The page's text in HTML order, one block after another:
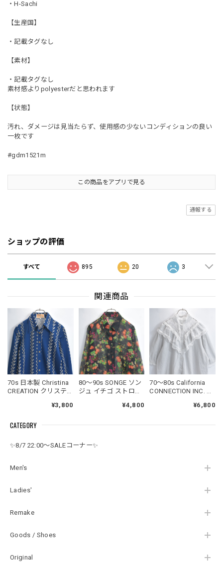
CATEGORY
✨8/7 22:00～SALEコーナー✨
Men's
Ladies'
Remake
Goods / Shoes
Original
・H-Sachi
【生産国】
・記載タグなし
【素材】
・記載タグなし
素材感よりpolyesterだと思われます
【状態】
汚れ、ダメージは見当たらず、使用感の少ないコンディションの良い
一枚です
#gdm1521m
この商品をアプリで見る
通報する
ショップの評価
すべて 895 20 3
関連商品
70s 日本製 Christina
CREATION クリスティ
ポリエステルシャツ
ィンテージ ビンテー
サイズ
¥3,800
80～90s SONGE ソン
ジュ イチゴ ストロベ
デザイン シアー ロン
ャパンヴィンテージ
ィースL～XL相当
¥4,800
70～80s California
CONNECTION INC. カ
ション フリル レース
ネック デザイン ブラ
¥6,800